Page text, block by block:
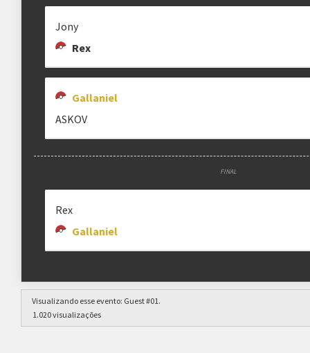
Jony
Rex
Gallaniel
ASKOV
FINAL
Rex
Gallaniel
Visualizando esse evento: Guest #01.
1.020 visualizações